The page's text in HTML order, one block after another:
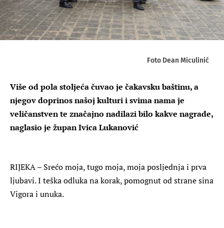
Foto Dean Miculinić
Više od pola stoljeća čuvao je čakavsku baštinu, a
njegov doprinos našoj kulturi i svima nama je
veličanstven te značajno nadilazi bilo kakve nagrade,
naglasio je župan Ivica Lukanović
RIJEKA – Srećo moja, tugo moja, moja posljednja i prva
ljubavi. I teška odluka na korak, pomognut od strane sina
Vigora i unuka.